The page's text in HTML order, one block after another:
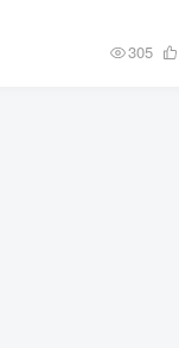
305